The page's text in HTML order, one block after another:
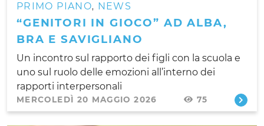
PRIMO PIANO, NEWS
“GENITORI IN GIOCO” AD ALBA,
BRA E SAVIGLIANO
Un incontro sul rapporto dei figli con la scuola e
uno sul ruolo delle emozioni all’interno dei
rapporti interpersonali
MERCOLEDÌ 20 MAGGIO 2026 75